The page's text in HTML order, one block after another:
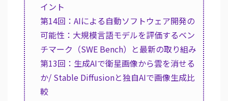
イント
第14回：AIによる自動ソフトウェア開発の
可能性：大規模言語モデルを評価するベン
チマーク（SWE Bench）と最新の取り組み
第13回：生成AIで衛星画像から雲を消せる
か/ Stable Diffusionと独自AIで画像生成比
較